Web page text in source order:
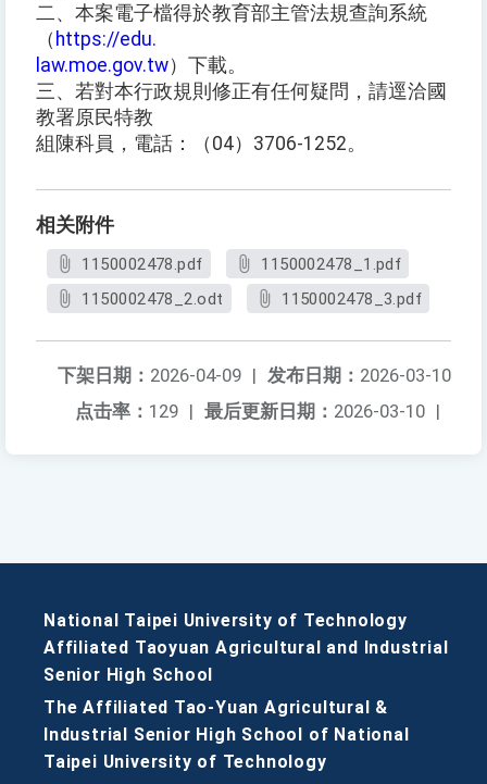
二、本案電子檔得於教育部主管法規查詢系統
（ https://edu.
law.moe.gov.tw）下載。
三、若對本行政規則修正有任何疑問，請逕洽國
教署原民特教
組陳科員，電話：（04）3706-1252。
相关附件
1150002478.pdf
1150002478_1.pdf
1150002478_2.odt
1150002478_3.pdf
发布日期： 2026-03-10
下架日期： 2026-04-09 |
最后更新日期： 2026-03-10 |
点击率： 129 |
National Taipei University of Technology
Affiliated Taoyuan Agricultural and Industrial
Senior High School
The Affiliated Tao-Yuan Agricultural &
Industrial Senior High School of National
Taipei University of Technology